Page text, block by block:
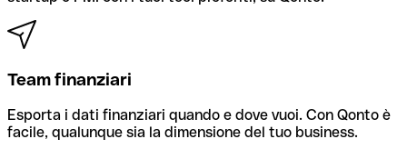
Team finanziari
Esporta i dati finanziari quando e dove vuoi. Con Qonto è
facile, qualunque sia la dimensione del tuo business.